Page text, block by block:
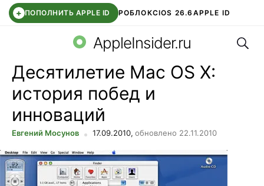
+ ПОПОЛНИТЬ APPLE ID РОБЛОКСIOS 26.6 APPLE ID
WHATSAPP DDE STOREAPP STOREOZON БАНК
AppleInsider.ru
Десятилетие Mac OS X:
история побед и
инноваций
Евгений Мосунов 17.09.2010, обновлено 22.11.2010